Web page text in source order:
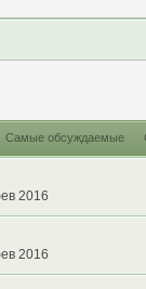
Самые обсуждаемые
2016
2016